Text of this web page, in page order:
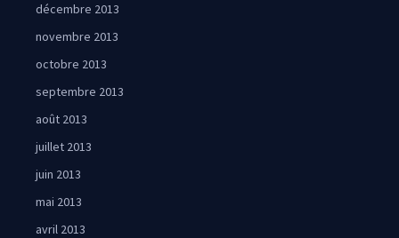
décembre 2013
novembre 2013
octobre 2013
septembre 2013
août 2013
juillet 2013
juin 2013
mai 2013
avril 2013